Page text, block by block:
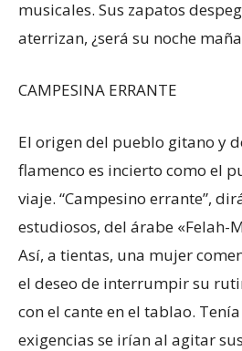
musicales. Sus zapatos
aterrizan, ¿será su noche
CAMPESINA ERRANTE
El origen del pueblo gitano y
flamenco es incierto como el
viaje. “Campesino errante”,
estudiosos, del árabe «Felah-
Así, a tientas, una mujer
el deseo de interrumpir su
con el cante en el tablao.
exigencias se irían al agitar